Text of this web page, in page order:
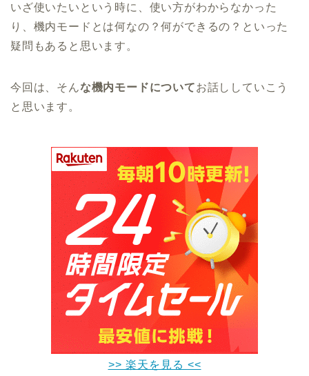
いざ使いたいという時に、使い方がわからなかった
り、機内モードとは何なの？何ができるの？といった
疑問もあると思います。
今回は、そんな機内モードについてお話ししていこう
と思います。
>> 楽天を見る <<